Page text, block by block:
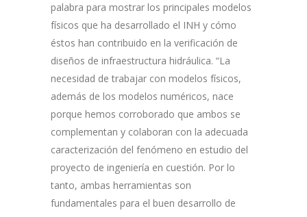
palabra para mostrar los principales modelos
físicos que ha desarrollado el INH y cómo
éstos han contribuido en la verificación de
diseños de infraestructura hidráulica. “La
necesidad de trabajar con modelos físicos,
además de los modelos numéricos, nace
porque hemos corroborado que ambos se
complementan y colaboran con la adecuada
caracterización del fenómeno en estudio del
proyecto de ingeniería en cuestión. Por lo
tanto, ambas herramientas son
fundamentales para el buen desarrollo de